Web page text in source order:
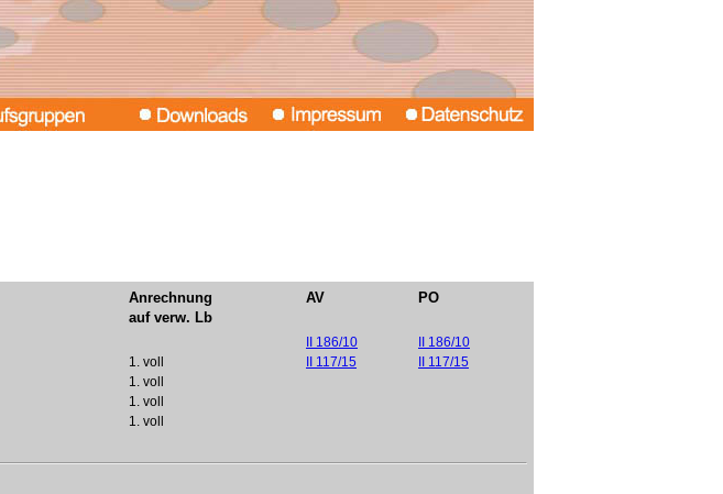
Anrechnung
auf verw. Lb
AV PO
1. voll
1. voll
1. voll
1. voll
II 186/10
II 117/15
II 186/10
II 117/15